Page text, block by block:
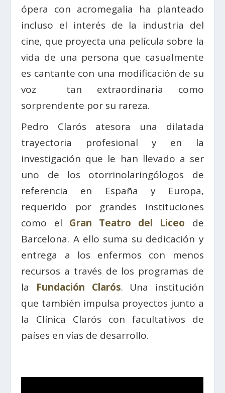
ópera con acromegalia ha planteado
incluso el interés de la industria del
cine, que proyecta una película sobre la
vida de una persona que casualmente
es cantante con una modificación de su
voz tan extraordinaria como
sorprendente por su rareza.
Pedro Clarós atesora una dilatada
trayectoria profesional y en la
investigación que le han llevado a ser
uno de los otorrinolaringólogos de
referencia en España y Europa,
requerido por grandes instituciones
como el Gran Teatro del Liceo de
Barcelona. A ello suma su dedicación y
entrega a los enfermos con menos
recursos a través de los programas de
la Fundación Clarós. Una institución
que también impulsa proyectos junto a
la Clínica Clarós con facultativos de
países en vías de desarrollo.